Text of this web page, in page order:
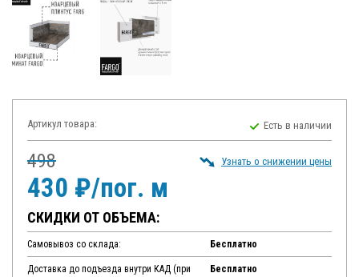
Артикул товара: Есть в наличии
498
430 ₽/пог. м
Узнать о снижении цены
СКИДКИ ОТ ОБЪЕМА:
Самовывоз со склада: Бесплатно
Доставка до подъезда внутри КАД (при
Бесплатно